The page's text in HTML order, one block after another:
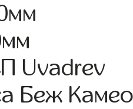
Uvadrev
Беж